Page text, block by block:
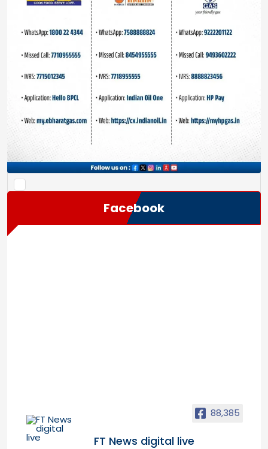
Save my name, email, and website in this browser
for the next time I comment.
Facebook
88,385
FT News digital live